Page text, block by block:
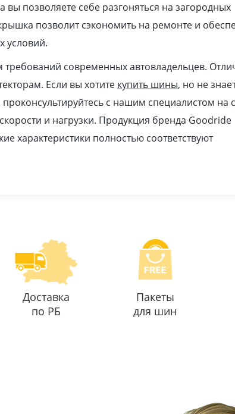
позволяете себе разгоняться на загородных
позволит сэкономить на ремонте и
условий.
требований современных автовладельцев.
Если вы хотите купить шины, но не
с нашим специалистом на
и нагрузки. Продукция бренда Goodride
характеристики полностью соответствуют
Доставка
по РБ
Пакеты
для шин